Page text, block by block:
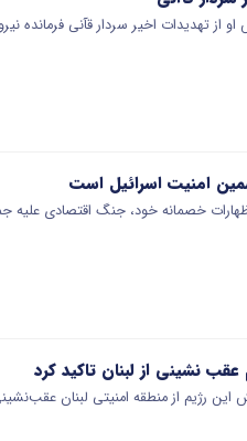
از تهدیدات اخیر سردار قآنی فرمانده
امنیت اسرائیل است
خصمانه خود، جنگ اقتصادی علیه
نشینی از لبنان تاکید کرد
رژیم از منطقه امنیتی لبنان